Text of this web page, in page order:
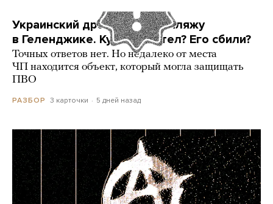
Украинский дрон попал по пляжу
в Геленджике. Куда он летел? Его сбили?
Точных ответов нет. Но недалеко от места
ЧП находится объект, который могла защищать
ПВО
РАЗБОР 3 карточки 5 дней назад